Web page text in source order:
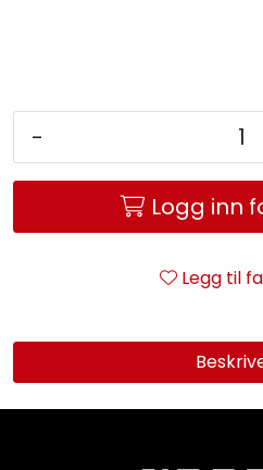
-
Logg inn
Legg til